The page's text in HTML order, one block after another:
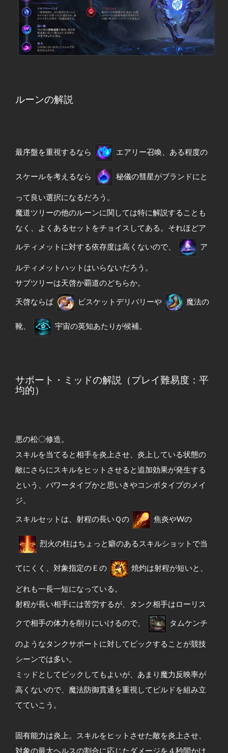
ルーンの解説
最序盤を重視するなら エアリー召喚、ある程度の
スケールを考えるなら 秘儀の彗星がブランドにと
って良い選択になるだろう。
魔道ツリーの他のルーンに関しては特に解説することも
なく、よくあるセットをチョイスしてある。それほどア
ルティメットに対する依存度は高くないので、 ア
ルティメットハットはいらないだろう。
サブツリーは天啓か覇道のどちらか。
天啓ならば ビスケットデリバリーや 魔法の
靴、 宇宙の英知あたりが候補。
サポート・ミッドの解説（プレイ難易度：平
均的）
悪の松〇修造。
スキルを当てると相手を炎上させ、炎上している状態の
敵にさらにスキルをヒットさせると追加効果が発生する
という、パワータイプかと思いきやコンボタイプのメイ
ジ。
スキルセットは、射程の長いＱの 焦炎やWの
烈火の柱はちょっと癖のあるスキルショットで当
てにくく、対象指定のＥの 焼灼は射程が短いと、
どれも一長一短になっている。
射程が長い相手には苦労するが、タンク相手はローリス
クで相手の体力を削りにいけるので、 タムケンチ
のようなタンクサポートに対してピックすることが競技
シーンでは多い。
ミッドとしてピックしてもよいが、あまり魔力反映率が
高くないので、魔法防御貫通を重視してビルドを組み立
てていこう。
固有能力は炎上。スキルをヒットさせた敵を炎上させ、
対象の最大ヘルスの割合に応じたダメージを４秒間かけ